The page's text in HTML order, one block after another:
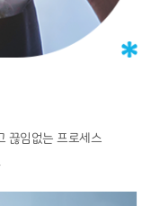
끊임없는 프로세스